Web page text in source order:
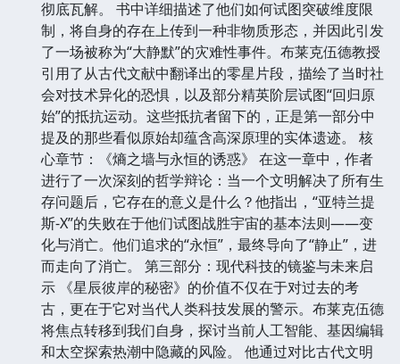
彻底瓦解。 书中详细描述了他们如何试图突破维度限
制，将自身的存在上传到一种非物质形态，并因此引发
了一场被称为“大静默”的灾难性事件。布莱克伍德教授
引用了从古代文献中翻译出的零星片段，描绘了当时社
会对技术异化的恐惧，以及部分精英阶层试图“回归原
始”的抵抗运动。这些抵抗者留下的，正是第一部分中
提及的那些看似原始却蕴含高深原理的实体遗迹。 核
心章节：《熵之墙与永恒的诱惑》 在这一章中，作者
进行了一次深刻的哲学辩论：当一个文明解决了所有生
存问题后，它存在的意义是什么？他指出，“亚特兰提
斯-X”的失败在于他们试图战胜宇宙的基本法则——变
化与消亡。他们追求的“永恒”，最终导向了“静止”，进
而走向了消亡。 第三部分：现代科技的镜鉴与未来启
示 《星辰彼岸的秘密》的价值不仅在于对过去的考
古，更在于它对当代人类科技发展的警示。布莱克伍德
将焦点转移到我们自身，探讨当前人工智能、基因编辑
和太空探索热潮中隐藏的风险。 他通过对比古代文明